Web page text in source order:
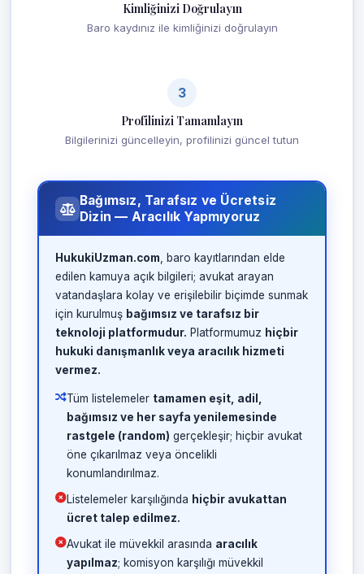
Kimliğinizi Doğrulayın
Baro kaydınız ile kimliğinizi doğrulayın
3
Profilinizi Tamamlayın
Bilgilerinizi güncelleyin, profilinizi güncel tutun
Bağımsız, Tarafsız ve Ücretsiz
Dizin — Aracılık Yapmıyoruz
HukukiUzman.com , baro kayıtlarından elde
edilen kamuya açık bilgileri; avukat arayan
vatandaşlara kolay ve erişilebilir biçimde sunmak
için kurulmuş bağımsız ve tarafsız bir
teknoloji platformudur. Platformumuz hiçbir
hukuki danışmanlık veya aracılık hizmeti
vermez.
Tüm listelemeler tamamen eşit, adil,
bağımsız ve her sayfa yenilemesinde
rastgele (random) gerçekleşir; hiçbir avukat
öne çıkarılmaz veya öncelikli
konumlandırılmaz.
Listelemeler karşılığında hiçbir avukattan
ücret talep edilmez.
Avukat ile müvekkil arasında aracılık
yapılmaz; komisyon karşılığı müvekkil